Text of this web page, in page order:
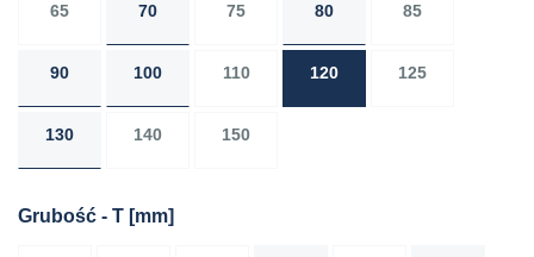
65 70 75 80 85
90 100 110 120 125
130 140 150
Grubość - T [mm]